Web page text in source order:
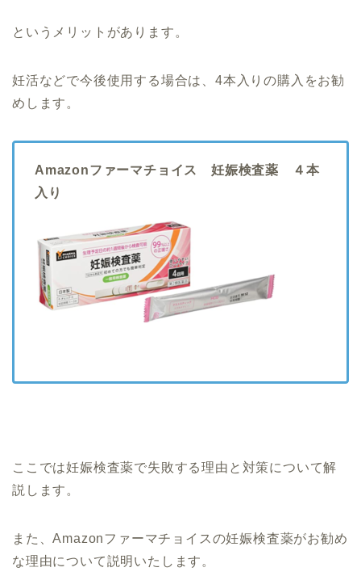
というメリットがあります。
妊活などで今後使用する場合は、4本入りの購入をお勧
めします。
Amazonファーマチョイス 妊娠検査薬 ４本
入り
ここでは妊娠検査薬で失敗する理由と対策について解
説します。
また、Amazonファーマチョイスの妊娠検査薬がお勧め
な理由について説明いたします。